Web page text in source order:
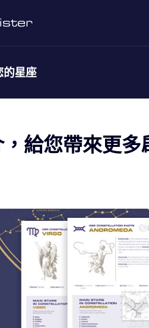
的星座
給您帶來更多